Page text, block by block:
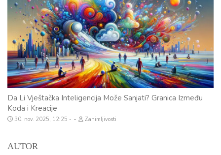
Da Li Vještačka Inteligencija Može Sanjati? Granica Između
Koda i Kreacije
30. nov. 2025, 12:25 - Zanimljivosti
AUTOR